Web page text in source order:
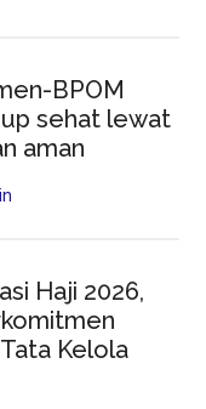
BPOM
sehat lewat
aman
Haji 2026,
Kelola